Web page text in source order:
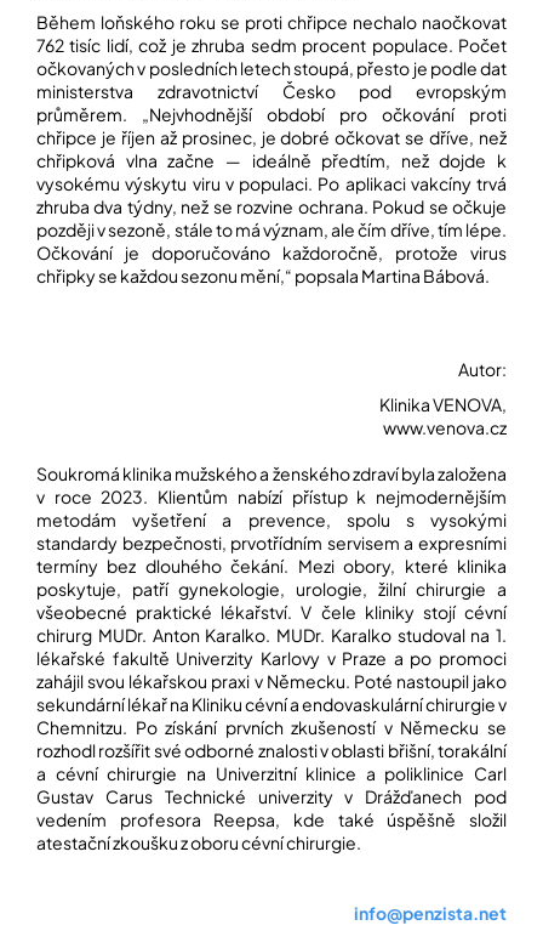
Během loňského roku se proti chřipce nechalo naočkovat
762 tisíc lidí, což je zhruba sedm procent populace. Počet
očkovaných v posledních letech stoupá, přesto je podle dat
ministerstva zdravotnictví Česko pod evropským
průměrem. „Nejvhodnější období pro očkování proti
chřipce je říjen až prosinec, je dobré očkovat se dříve, než
chřipková vlna začne — ideálně předtím, než dojde k
vysokému výskytu viru v populaci. Po aplikaci vakcíny trvá
zhruba dva týdny, než se rozvine ochrana. Pokud se očkuje
později v sezoně, stále to má význam, ale čím dříve, tím lépe.
Očkování je doporučováno každoročně, protože virus
chřipky se každou sezonu mění,“ popsala Martina Bábová.
Autor:
Klinika VENOVA,
www.venova.cz
Soukromá klinika mužského a ženského zdraví byla založena
v roce 2023. Klientům nabízí přístup k nejmodernějším
metodám vyšetření a prevence, spolu s vysokými
standardy bezpečnosti, prvotřídním servisem a expresními
termíny bez dlouhého čekání. Mezi obory, které klinika
poskytuje, patří gynekologie, urologie, žilní chirurgie a
všeobecné praktické lékařství. V čele kliniky stojí cévní
chirurg MUDr. Anton Karalko. MUDr. Karalko studoval na 1.
lékařské fakultě Univerzity Karlovy v Praze a po promoci
zahájil svou lékařskou praxi v Německu. Poté nastoupil jako
sekundární lékař na Kliniku cévní a endovaskulární chirurgie v
Chemnitzu. Po získání prvních zkušeností v Německu se
rozhodl rozšířit své odborné znalosti v oblasti břišní, torakální
a cévní chirurgie na Univerzitní klinice a poliklinice Carl
Gustav Carus Technické univerzity v Drážďanech pod
vedením profesora Reepsa, kde také úspěšně složil
atestační zkoušku z oboru cévní chirurgie.
info@penzista.net